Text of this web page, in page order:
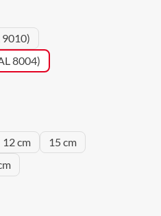
8004)
12 cm
15 cm
Wert ein